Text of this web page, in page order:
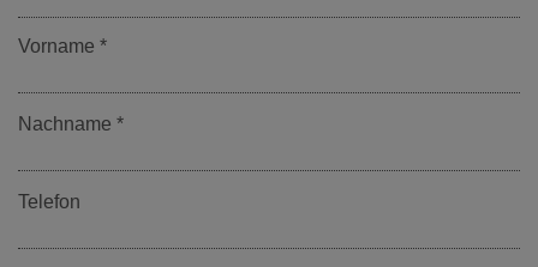
Vorname
Nachname
Telefon